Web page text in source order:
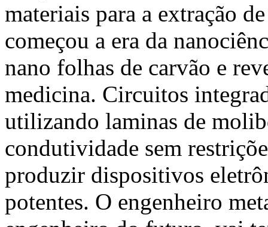
materiais para a extração
começou a era da
nano folhas de carvão e
medicina. Circuitos
utilizando laminas de
condutividade sem
produzir dispositivos
potentes. O engenheiro